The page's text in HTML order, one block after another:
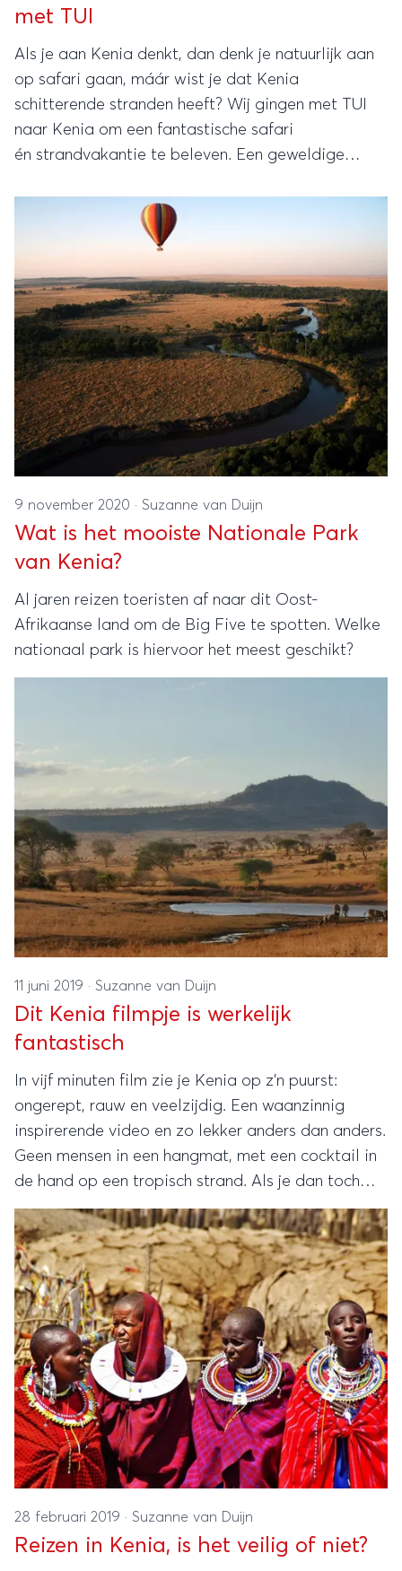
met TUI
Als je aan Kenia denkt, dan denk je natuurlijk aan
op safari gaan, máár wist je dat Kenia
schitterende stranden heeft? Wij gingen met TUI
naar Kenia om een fantastische safari
én strandvakantie te beleven. Een geweldige
9 november 2020 · Suzanne van Duijn
Wat is het mooiste Nationale Park
van Kenia?
Al jaren reizen toeristen af naar dit Oost-
Afrikaanse land om de Big Five te spotten. Welke
nationaal park is hiervoor het meest geschikt?
11 juni 2019 · Suzanne van Duijn
Dit Kenia filmpje is werkelijk
fantastisch
In vijf minuten film zie je Kenia op z’n puurst:
ongerept, rauw en veelzijdig. Een waanzinnig
inspirerende video en zo lekker anders dan anders.
Geen mensen in een hangmat, met een cocktail in
de hand op een tropisch strand. Als je dan toch
naar Kenia gaat, zorg dan ook dat je dit
prachtige land écht beleeft.
28 februari 2019 · Suzanne van Duijn
Reizen in Kenia, is het veilig of niet?